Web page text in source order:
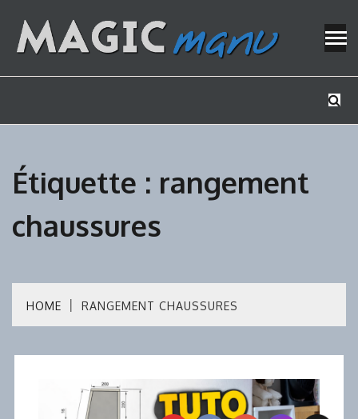
content
Étiquette : rangement
chaussures
HOME RANGEMENT CHAUSSURES